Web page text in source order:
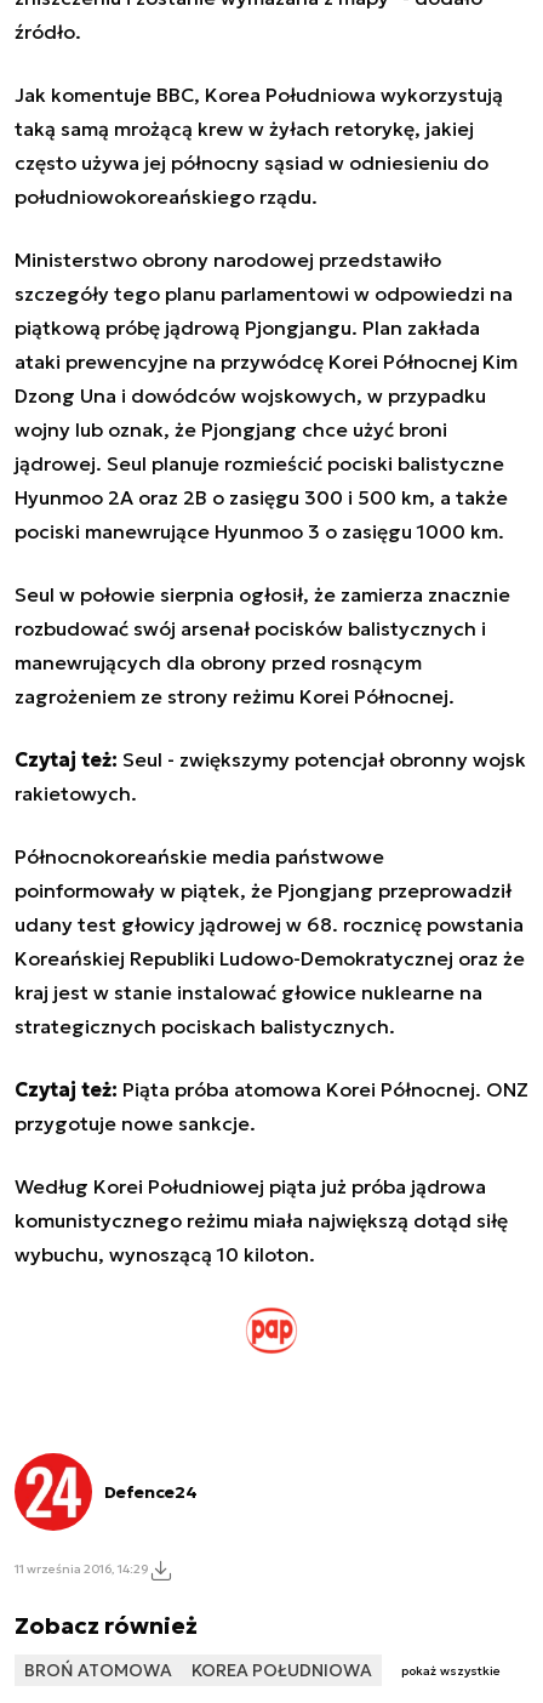
źródło.
Jak komentuje BBC, Korea Południowa wykorzystują
taką samą mrożącą krew w żyłach retorykę, jakiej
często używa jej północny sąsiad w odniesieniu do
południowokoreańskiego rządu.
Ministerstwo obrony narodowej przedstawiło
szczegóły tego planu parlamentowi w odpowiedzi na
piątkową próbę jądrową Pjongjangu. Plan zakłada
ataki prewencyjne na przywódcę Korei Północnej Kim
Dzong Una i dowódców wojskowych, w przypadku
wojny lub oznak, że Pjongjang chce użyć broni
jądrowej. Seul planuje rozmieścić pociski balistyczne
Hyunmoo 2A oraz 2B o zasięgu 300 i 500 km, a także
pociski manewrujące Hyunmoo 3 o zasięgu 1000 km.
Seul w połowie sierpnia ogłosił, że zamierza znacznie
rozbudować swój arsenał pocisków balistycznych i
manewrujących dla obrony przed rosnącym
zagrożeniem ze strony reżimu Korei Północnej.
Czytaj też: Seul - zwiększymy potencjał obronny wojsk
rakietowych.
Północnokoreańskie media państwowe
poinformowały w piątek, że Pjongjang przeprowadził
udany test głowicy jądrowej w 68. rocznicę powstania
Koreańskiej Republiki Ludowo-Demokratycznej oraz że
kraj jest w stanie instalować głowice nuklearne na
strategicznych pociskach balistycznych.
Czytaj też: Piąta próba atomowa Korei Północnej. ONZ
przygotuje nowe sankcje.
Według Korei Południowej piąta już próba jądrowa
komunistycznego reżimu miała największą dotąd siłę
wybuchu, wynoszącą 10 kiloton.
Defence24
11 września 2016, 14:29
Zobacz również
BROŃ ATOMOWA KOREA POŁUDNIOWA pokaż wszystkie